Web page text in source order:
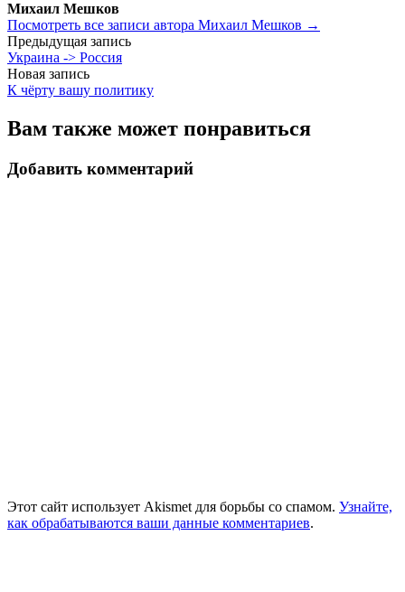
Михаил Мешков
Посмотреть все записи автора Михаил Мешков →
Навигация
по
записям
Предыдущая запись
Украина -> Россия
Новая запись
К чёрту вашу политику
Вам также может понравиться
Добавить комментарий
Этот сайт использует Akismet для борьбы со спамом. Узнайте,
как обрабатываются ваши данные комментариев.